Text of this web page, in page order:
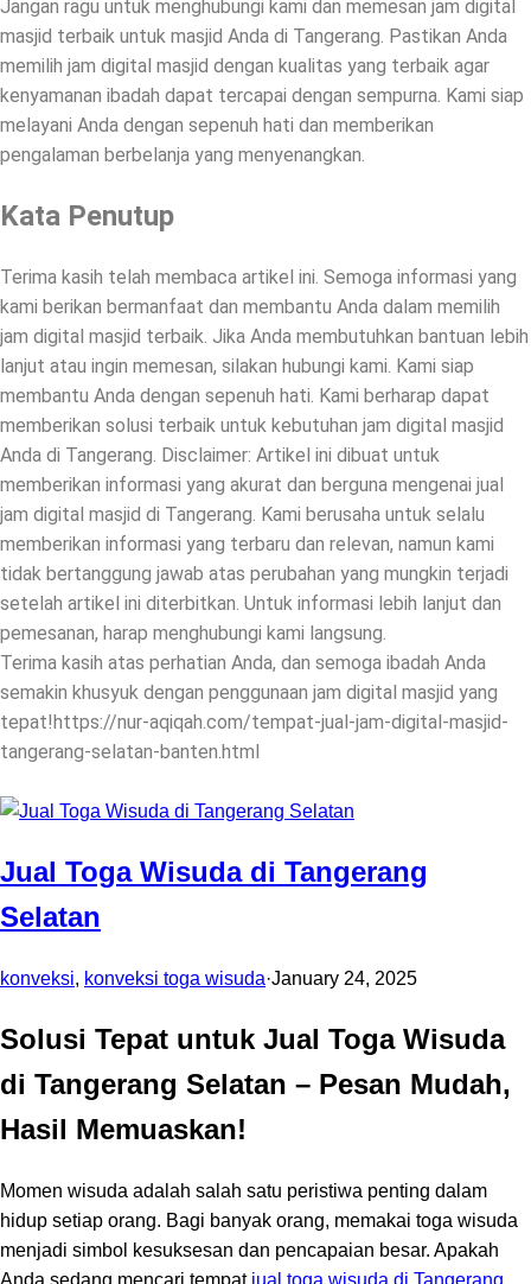
Jangan ragu untuk menghubungi kami dan memesan jam digital
masjid terbaik untuk masjid Anda di Tangerang. Pastikan Anda
memilih jam digital masjid dengan kualitas yang terbaik agar
kenyamanan ibadah dapat tercapai dengan sempurna. Kami siap
melayani Anda dengan sepenuh hati dan memberikan
pengalaman berbelanja yang menyenangkan.
Kata Penutup
Terima kasih telah membaca artikel ini. Semoga informasi yang
kami berikan bermanfaat dan membantu Anda dalam memilih
jam digital masjid terbaik. Jika Anda membutuhkan bantuan lebih
lanjut atau ingin memesan, silakan hubungi kami. Kami siap
membantu Anda dengan sepenuh hati. Kami berharap dapat
memberikan solusi terbaik untuk kebutuhan jam digital masjid
Anda di Tangerang. Disclaimer: Artikel ini dibuat untuk
memberikan informasi yang akurat dan berguna mengenai jual
jam digital masjid di Tangerang. Kami berusaha untuk selalu
memberikan informasi yang terbaru dan relevan, namun kami
tidak bertanggung jawab atas perubahan yang mungkin terjadi
setelah artikel ini diterbitkan. Untuk informasi lebih lanjut dan
pemesanan, harap menghubungi kami langsung.
Terima kasih atas perhatian Anda, dan semoga ibadah Anda
semakin khusyuk dengan penggunaan jam digital masjid yang
tepat!https://nur-aqiqah.com/tempat-jual-jam-digital-masjid-
tangerang-selatan-banten.html
Jual Toga Wisuda di Tangerang
Selatan
konveksi, konveksi toga wisuda·January 24, 2025
Solusi Tepat untuk Jual Toga Wisuda
di Tangerang Selatan – Pesan Mudah,
Hasil Memuaskan!
Momen wisuda adalah salah satu peristiwa penting dalam
hidup setiap orang. Bagi banyak orang, memakai toga wisuda
menjadi simbol kesuksesan dan pencapaian besar. Apakah
Anda sedang mencari tempat jual toga wisuda di Tangerang